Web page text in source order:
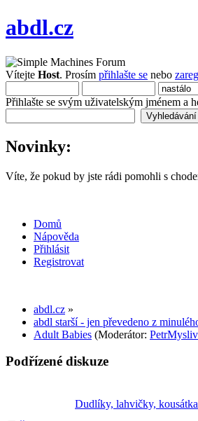
abdl.cz
Vítejte Host. Prosím přihlašte se nebo
Přihlašte se svým uživatelským jménem a
Novinky:
Víte, že pokud by jste rádi pomohli s
Domů
Nápověda
Přihlásit
Registrovat
abdl.cz »
abdl starší - jen převedeno z
Adult Babies (Moderátor:
Podřízené diskuze
Dudlíky, lahvičky,